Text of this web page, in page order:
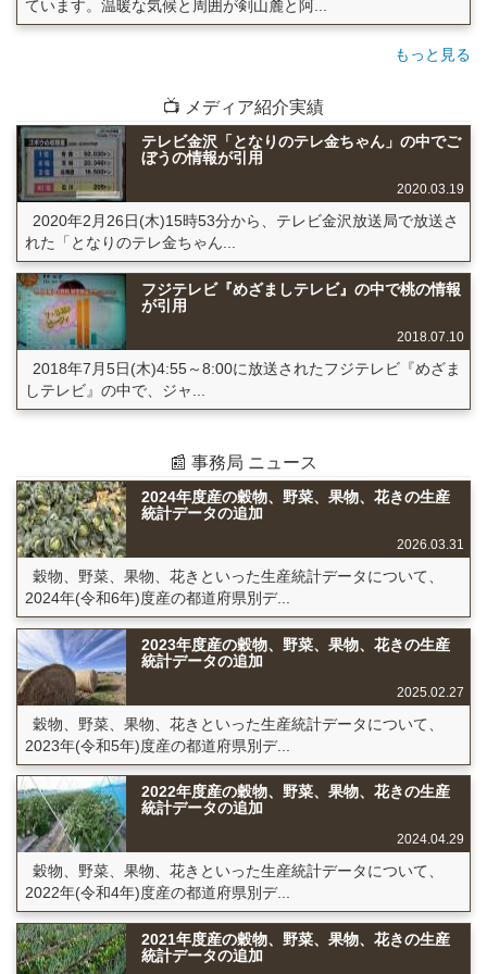
ています。温暖な気候と周囲が剣山麓と阿...
もっと見る
📺 メディア紹介実績
テレビ金沢「となりのテレ金ちゃん」の中でご
ぼうの情報が引用
2020.03.19
2020年2月26日(木)15時53分から、テレビ金沢放送局で放送さ
れた「となりのテレ金ちゃん...
フジテレビ『めざましテレビ』の中で桃の情報
が引用
2018.07.10
2018年7月5日(木)4:55～8:00に放送されたフジテレビ『めざま
しテレビ』の中で、ジャ...
📰 事務局 ニュース
2024年度産の穀物、野菜、果物、花きの生産
統計データの追加
2026.03.31
穀物、野菜、果物、花きといった生産統計データについて、
2024年(令和6年)度産の都道府県別デ...
2023年度産の穀物、野菜、果物、花きの生産
統計データの追加
2025.02.27
穀物、野菜、果物、花きといった生産統計データについて、
2023年(令和5年)度産の都道府県別デ...
2022年度産の穀物、野菜、果物、花きの生産
統計データの追加
2024.04.29
穀物、野菜、果物、花きといった生産統計データについて、
2022年(令和4年)度産の都道府県別デ...
2021年度産の穀物、野菜、果物、花きの生産
統計データの追加